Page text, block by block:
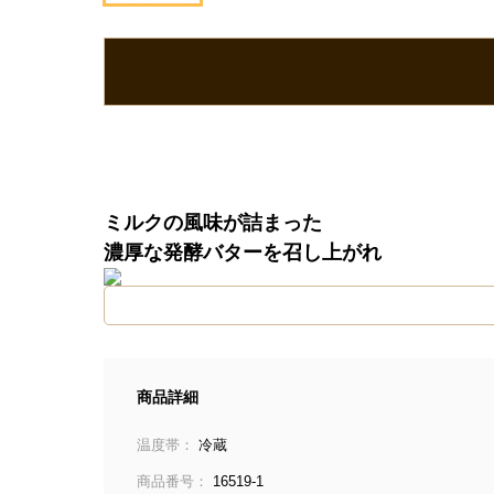
ミルクの風味が詰まった
濃厚な発酵バターを召し上がれ
商品詳細
温度帯： 冷蔵
商品番号： 16519-1